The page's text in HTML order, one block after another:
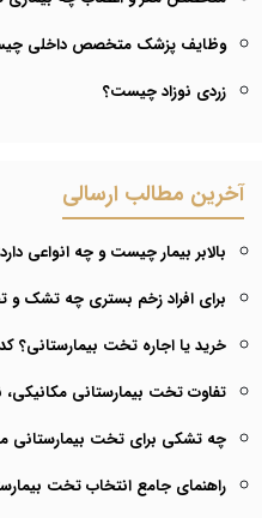
وظایف پزشک متخصص داخلی
زردی نوزاد چیست؟
آخرین مطالب ارسالی
بالابر بیمار چیست و چه انواعی
برای افراد زخم بستری چه تشک و
خرید یا اجاره تخت بیمارستانی؟
تفاوت تخت بیمارستانی
چه تشکی برای تخت
راهنمای جامع انتخاب تخت